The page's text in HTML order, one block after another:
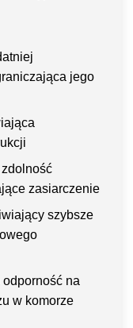
jego
zasiarczenie
szybsze
na
w komorze